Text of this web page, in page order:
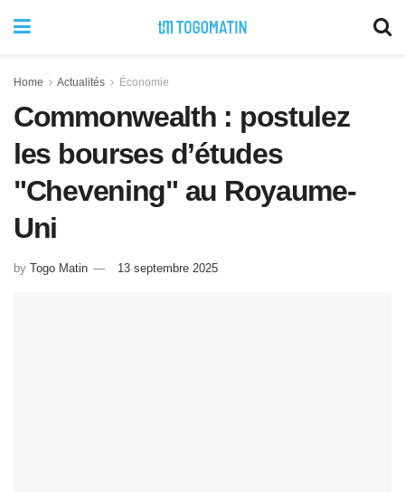
Home Actualités Économie
Commonwealth : postulez
les bourses d’études
"Chevening" au Royaume-
Uni
by Togo Matin 13 septembre 2025